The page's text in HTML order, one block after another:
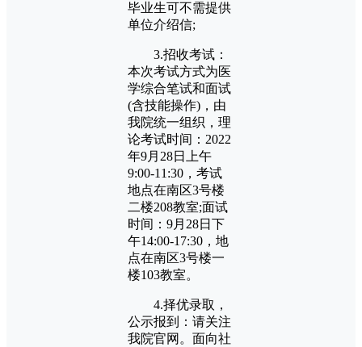
毕业生可不需提供
单位介绍信;
3.招收考试：
本次考试方式为医
学综合笔试和面试
(含技能操作)，由
我院统一组织，理
论考试时间：2022
年9月28日上午
9:00-11:30，考试
地点在南区3号楼
二楼208教室;面试
时间：9月28日下
午14:00-17:30，地
点在南区3号楼一
楼103教室。
4.择优录取，
公示报到：请关注
我院官网。面向社